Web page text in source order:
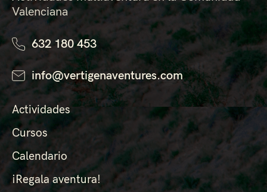
Valenciana
632 180 453
info@vertigenaventures.com
Actividades
Cursos
Calendario
¡Regala aventura!